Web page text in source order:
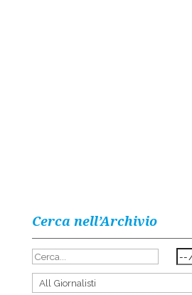
Cerca nell’Archivio